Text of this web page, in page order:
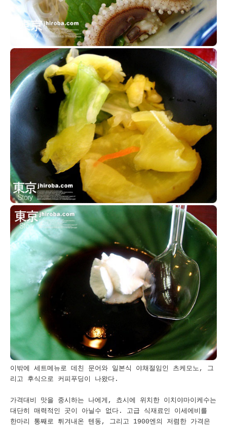
이밖에 세트메뉴로 데친 문어와 일본식 야채절임인 츠케모노, 그
리고 후식으로 커피푸딩이 나왔다.
가격대비 맛을 중시하는 나에게, 쵸시에 위치한 이치야마이케수는
대단히 매력적인 곳이 아닐수 없다. 고급 식재료인 이세에비를
한마리 통째로 튀겨내온 텐동, 그리고 1900엔의 저렴한 가격은